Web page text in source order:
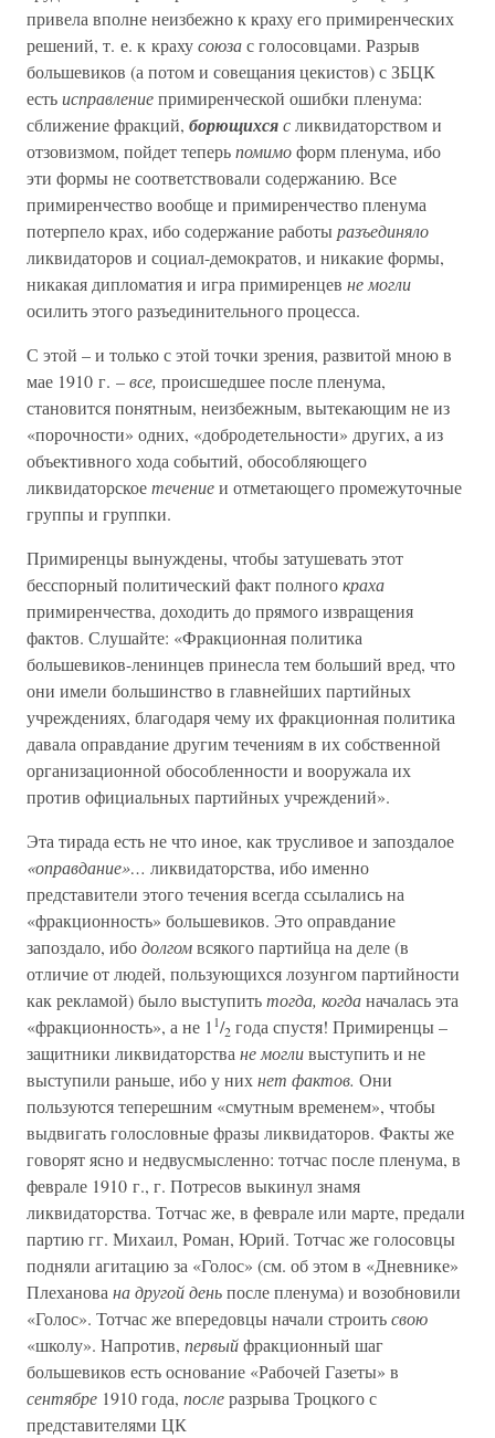
привела вполне неизбежно к краху его примиренческих
решений, т. е. к крахусоюзас голосовцами. Разрыв
большевиков (а потом и совещания цекистов) с ЗБЦК
естьисправлениепримиренческой ошибки пленума:
сближение фракций, борющихсясликвидаторством и
отзовизмом, пойдет теперьпомимоформ пленума, ибо
эти формы не соответствовали содержанию. Все
примиренчество вообще и примиренчество пленума
потерпело крах, ибо содержание работыразъединяло
ликвидаторов и социал-демократов, и никакие формы,
никакая дипломатия и игра примиренцев не могли
осилить этого разъединительного процесса.
С этой – и только с этой точки зрения, развитой мною в
мае 1910 г. –все, происшедшее после пленума,
становится понятным, неизбежным, вытекающим не из
«порочности» одних, «добродетельности» других, а из
объективного хода событий, обособляющего
ликвидаторскоетечениеи отметающего промежуточные
группы и группки.
Примиренцы вынуждены, чтобы затушевать этот
бесспорный политический факт полногокраха
примиренчества, доходить до прямого извращения
фактов. Слушайте: «Фракционная политика
большевиков-ленинцев принесла тем больший вред, что
они имели большинство в главнейших партийных
учреждениях, благодаря чему их фракционная политика
давала оправдание другим течениям в их собственной
организационной обособленности и вооружала их
против официальных партийных учреждений».
Эта тирада есть не что иное, как трусливое и запоздалое
«оправдание»… ликвидаторства, ибо именно
представители этого течения всегда ссылались на
«фракционность» большевиков. Это оправдание
запоздало, ибодолгомвсякого партийца на деле (в
отличие от людей, пользующихся лозунгом партийности
как рекламой) было выступитьтогда, когданачалась эта
«фракционность», а не 1 1/2 года спустя! Примиренцы –
защитники ликвидаторства не могливыступить и не
выступили раньше, ибо у нихнет фактов. Они
пользуются теперешним «смутным временем», чтобы
выдвигать голословные фразы ликвидаторов. Факты же
говорят ясно и недвусмысленно: тотчас после пленума, в
феврале 1910 г., г. Потресов выкинул знамя
ликвидаторства. Тотчас же, в феврале или марте, предали
партию гг. Михаил, Роман, Юрий. Тотчас же голосовцы
подняли агитацию за «Голос» (см. об этом в «Дневнике»
Плеханова на другой деньпосле пленума) и возобновили
«Голос». Тотчас же впередовцы начали строитьсвою
«школу». Напротив, первыйфракционный шаг
большевиков есть основание «Рабочей Газеты» в
сентябре 1910 года, послеразрыва Троцкого с
представителями ЦК